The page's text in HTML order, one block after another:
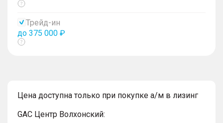
Показать
Трейд-ин
до 375 000 ₽
Показать
Цена доступна только при покупке а/м в лизинг
GAC Центр Волхонский: